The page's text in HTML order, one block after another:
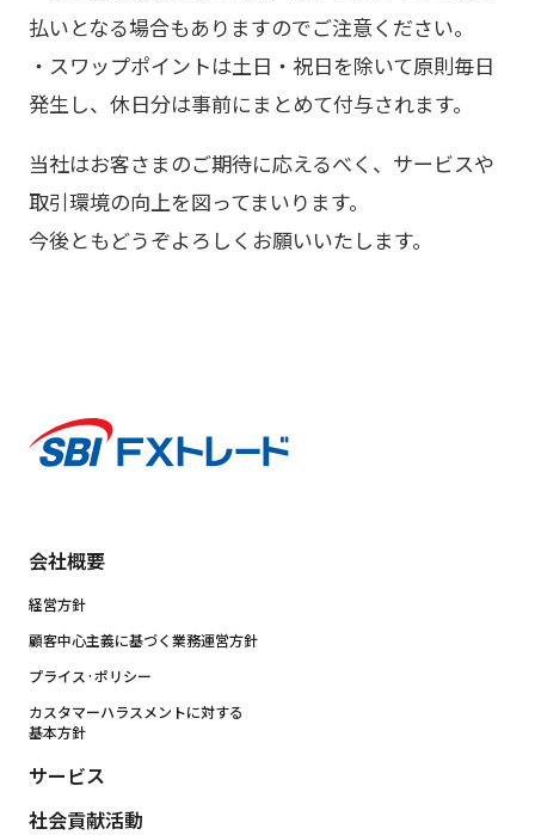
払いとなる場合もありますのでご注意ください。
・スワップポイントは土日・祝日を除いて原則毎日
発生し、休日分は事前にまとめて付与されます。
当社はお客さまのご期待に応えるべく、サービスや
取引環境の向上を図ってまいります。
今後ともどうぞよろしくお願いいたします。
会社概要
経営方針
顧客中心主義に基づく業務運営方針
プライス·ポリシー
カスタマーハラスメントに対する
基本方針
サービス
社会貢献活動